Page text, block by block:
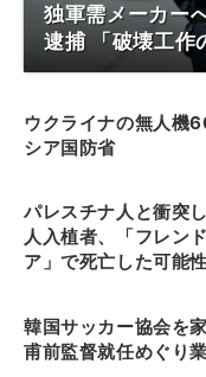
独軍需メーカー
逮捕 「破壊工作
ウクライナの無人機
シア国防省
パレスチナ人と衝突
人入植者、「フレン
ア」で死亡した可能性
韓国サッカー協会を
甫前監督就任めぐり